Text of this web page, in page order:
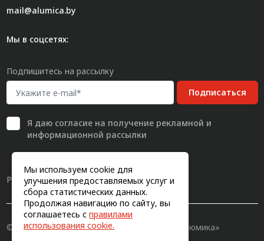
Мы используем cookie для
улучшения предоставляемых услуг и
сбора статистических данных.
Продолжая навигацию по сайту, вы
соглашаетесь с правилами
использования cookie.
mail@alumica.by
Мы в соцсетях:
Подпишитесь на рассылку
Подписаться
Я даю согласиена получение рекламной и
информационной рассылки
Разработка сайта
© 2011-2026, Конструкционный профиль «Алюмика»